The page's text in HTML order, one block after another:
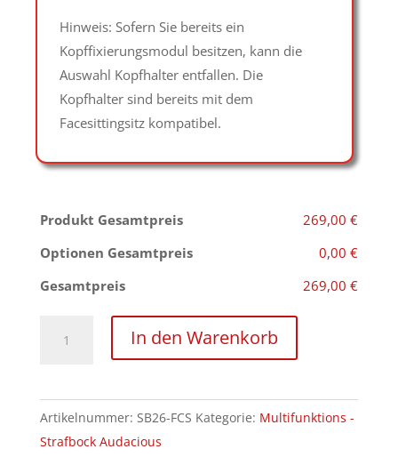
Hinweis: Sofern Sie bereits ein
Kopffixierungsmodul besitzen, kann die
Auswahl Kopfhalter entfallen. Die
Kopfhalter sind bereits mit dem
Facesittingsitz kompatibel.
Produkt Gesamtpreis
269,00 €
Optionen Gesamtpreis
0,00 €
Gesamtpreis
269,00 €
Strafbock
Audacious
Menge
In den Warenkorb
Artikelnummer: SB26-FCS Kategorie: Multifunktions -
Strafbock Audacious